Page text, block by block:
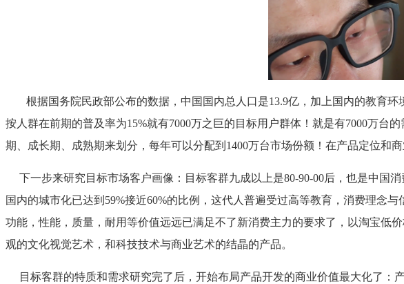
根据国务院民政部公布的数据，中国国内总人口是13.9亿，加上国内的教育
按人群在前期的普及率为15%就有7000万之巨的目标用户群体！就是有7000万台
期、成长期、成熟期来划分，每年可以分配到1400万台市场份额！在产品定位和
下一步来研究目标市场客户画像：目标客群九成以上是80-90-00后，也是中国
国内的城市化已达到59%接近60%的比例，这代人普遍受过高等教育，消费理念
功能，性能，质量，耐用等价值远远已满足不了新消费主力的要求了，以淘宝低
观的文化视觉艺术，和科技技术与商业艺术的结晶的产品。
目标客群的特质和需求研究完了后，开始布局产品开发的商业价值最大化了